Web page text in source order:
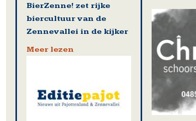
BierZenne! zet rijke
biercultuur van de
Zennevallei in de kijker
Meer lezen